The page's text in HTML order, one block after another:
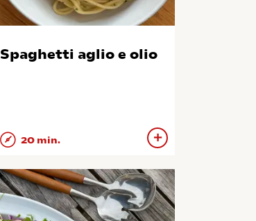
Spaghetti aglio e olio
20 min.